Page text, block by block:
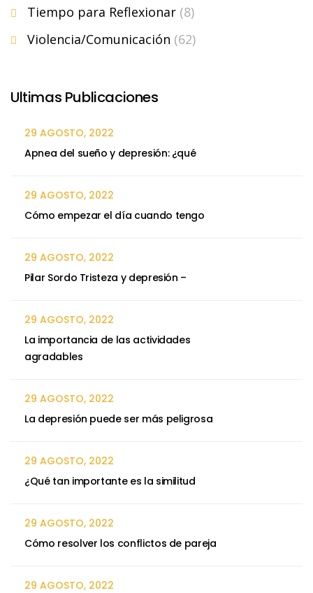
Tiempo para Reflexionar (8)
Violencia/Comunicación (62)
Ultimas Publicaciones
29 AGOSTO, 2022
Apnea del sueño y depresión: ¿qué
29 AGOSTO, 2022
Cómo empezar el día cuando tengo
29 AGOSTO, 2022
Pilar Sordo Tristeza y depresión –
29 AGOSTO, 2022
La importancia de las actividades
agradables
29 AGOSTO, 2022
La depresión puede ser más peligrosa
29 AGOSTO, 2022
¿Qué tan importante es la similitud
29 AGOSTO, 2022
Cómo resolver los conflictos de pareja
29 AGOSTO, 2022